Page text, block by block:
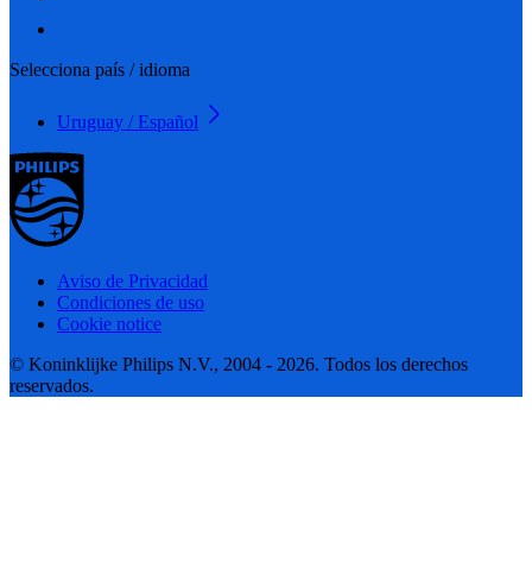
Selecciona país / idioma
Uruguay / Español
Aviso de Privacidad
Condiciones de uso
Cookie notice
© Koninklijke Philips N.V., 2004 - 2026. Todos los derechos
reservados.